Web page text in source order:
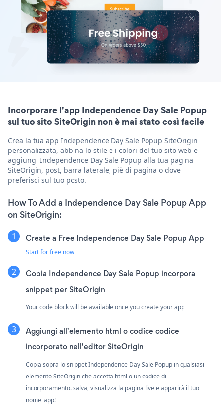
Incorporare l'app Independence Day Sale Popup
sul tuo sito SiteOrigin non è mai stato così facile
Crea la tua app Independence Day Sale Popup SiteOrigin
personalizzata, abbina lo stile e i colori del tuo sito web e
aggiungi Independence Day Sale Popup alla tua pagina
SiteOrigin, post, barra laterale, piè di pagina o dove
preferisci sul tuo posto.
How To Add a Independence Day Sale Popup App
on SiteOrigin:
Create a Free Independence Day Sale Popup App
Start for free now
Copia Independence Day Sale Popup incorpora
snippet per SiteOrigin
Your code block will be available once you create your app
Aggiungi all'elemento html o codice codice
incorporato nell'editor SiteOrigin
Copia sopra lo snippet Independence Day Sale Popup in qualsiasi
elemento SiteOrigin che accetta html o un codice di
incorporamento. salva, visualizza la pagina live e apparirà il tuo
nome_app!